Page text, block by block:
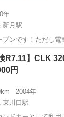
0年
新月駅
ンです！ただし電
は一切ありませ
ので夕方4時位に連
す！仮ナンバ...
月駅
R7.11】CLK
円
2004年
東川口駅